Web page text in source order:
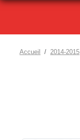
Accueil 2014-2015